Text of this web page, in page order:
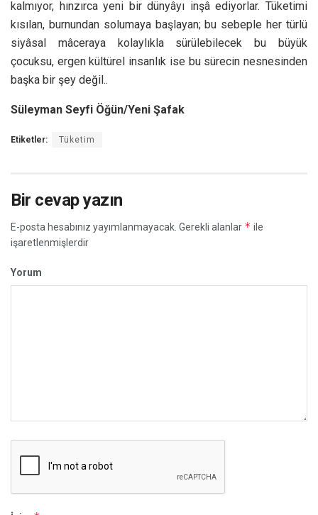
kalmıyor, hınzırca yeni bir dünyâyı inşâ ediyorlar. Tüketimi
kısılan, burnundan solumaya başlayan; bu sebeple her türlü
siyâsal mâceraya kolaylıkla sürülebilecek bu büyük
çocuksu, ergen kültürel insanlık ise bu sürecin nesnesinden
başka bir şey değil..
Süleyman Seyfi Öğün/Yeni Şafak
Etiketler: Tüketim
Bir cevap yazın
E-posta hesabınız yayımlanmayacak. Gerekli alanlar * ile
işaretlenmişlerdir
Yorum